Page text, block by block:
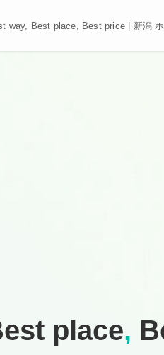
way, Best place, Best price | 新潟
place,